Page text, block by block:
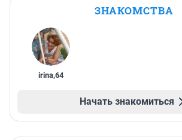
ЗНАКОМСТВА
irina,64
Начать знакомиться